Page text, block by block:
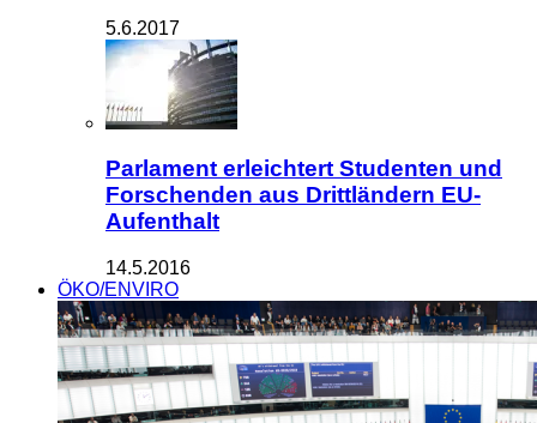
5.6.2017
Parlament erleichtert Studenten und
Forschenden aus Drittländern EU-
Aufenthalt
14.5.2016
ÖKO/ENVIRO